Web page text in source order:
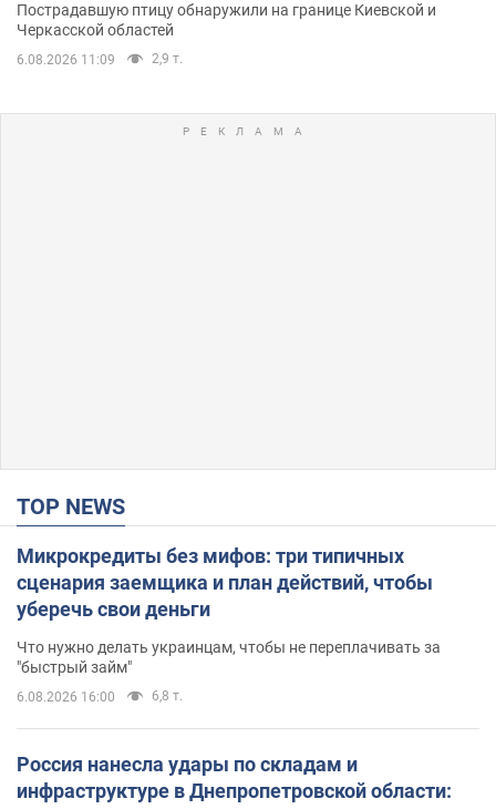
Пострадавшую птицу обнаружили на границе Киевской и
Черкасской областей
6.08.2026 11:09 2,9 т.
TOP NEWS
Микрокредиты без мифов: три типичных
сценария заемщика и план действий, чтобы
уберечь свои деньги
Что нужно делать украинцам, чтобы не переплачивать за
"быстрый займ"
6.08.2026 16:00 6,8 т.
Россия нанесла удары по складам и
инфраструктуре в Днепропетровской области: